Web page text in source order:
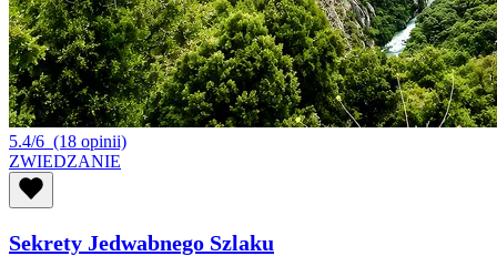
5.4/6 (18 opinii)
ZWIEDZANIE
Sekrety Jedwabnego Szlaku